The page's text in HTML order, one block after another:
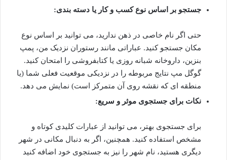
جستجو بر اساس نوع کسب و کار یا دسته بندی:
حتی اگر نام خاصی در ذهن ندارید، می توانید بر اساس نوع
مکان جستجو کنید. عباراتی مانند رستوران نزدیک من، پمپ
بنزین، داروخانه شبانه روزی یا کتابفروشی را امتحان کنید.
گوگل مپ نتایج مربوطه را در نزدیکی موقعیت فعلی شما (یا
منطقه ای که نقشه روی آن متمرکز است) نمایش می دهد.
نکات برای جستجوی موثر و سریع:
برای جستجوی بهتر، می توانید از عبارات کلیدی کوتاه و
مشخص استفاده کنید. همچنین، اگر به دنبال مکانی در شهر
دیگری هستید، نام شهر را نیز به جستجوی خود اضافه کنید